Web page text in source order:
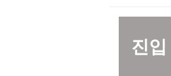
진입